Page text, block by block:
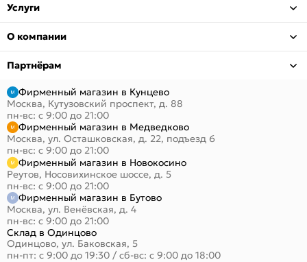
Услуги
О компании
Партнёрам
Фирменный магазин в Кунцево
Москва, Кутузовский проспект, д. 88
пн-вс: с 9:00 до 21:00
Фирменный магазин в Медведково
Москва, ул. Осташковская, д. 22, подъезд 6
пн-вс: с 9:00 до 21:00
Фирменный магазин в Новокосино
Реутов, Носовихинское шоссе, д. 5
пн-вс: с 9:00 до 21:00
Фирменный магазин в Бутово
Москва, ул. Венёвская, д. 4
пн-вс: с 9:00 до 21:00
Склад в Одинцово
Одинцово, ул. Баковская, 5
пн-пт: с 9:00 до 19:30 / сб-вс: с 9:00 до 18:00